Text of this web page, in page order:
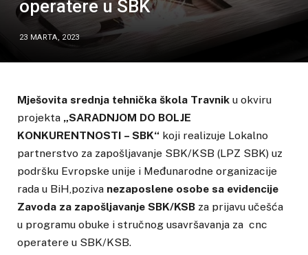
operatere u SBK
23 MARTA, 2023
Mješovita srednja tehnička škola Travnik u okviru
projekta „SARADNJOM DO BOLJE
KONKURENTNOSTI – SBK“ koji realizuje Lokalno
partnerstvo za zapošljavanje SBK/KSB (LPZ SBK) uz
podršku Evropske unije i Međunarodne organizacije
rada u BiH,poziva nezaposlene osobe sa evidencije
Zavoda za zapošljavanje SBK/KSB za prijavu učešća
u programu obuke i stručnog usavršavanja za cnc
operatere u SBK/KSB.